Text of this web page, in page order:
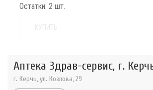
Остатки: 2 шт.
Аптека Здрав-сервис, г.
г. Керчь, ул. Козлова, 29